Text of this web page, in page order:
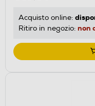
Acquisto online:
Ritiro in negozio: non